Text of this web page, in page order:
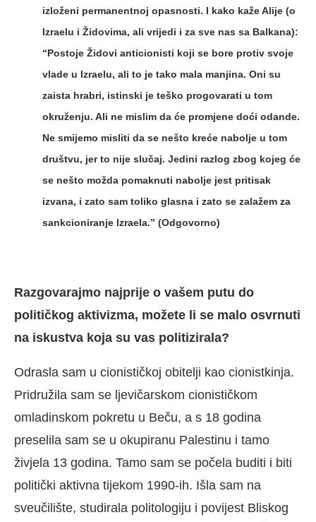
izloženi permanentnoj opasnosti. I kako kaže Alije (o
Izraelu i Židovima, ali vrijedi i za sve nas sa Balkana):
“Postoje Židovi anticionisti koji se bore protiv svoje
vlade u Izraelu, ali to je tako mala manjina. Oni su
zaista hrabri, istinski je teško progovarati u tom
okruženju. Ali ne mislim da će promjene doći odande.
Ne smijemo misliti da se nešto kreće nabolje u tom
društvu, jer to nije slučaj. Jedini razlog zbog kojeg će
se nešto možda pomaknuti nabolje jest pritisak
izvana, i zato sam toliko glasna i zato se zalažem za
sankcioniranje Izraela.” (Odgovorno)
Razgovarajmo najprije o vašem putu do
političkog aktivizma, možete li se malo osvrnuti
na iskustva koja su vas politizirala?
Odrasla sam u cionističkoj obitelji kao cionistkinja.
Pridružila sam se ljevičarskom cionističkom
omladinskom pokretu u Beču, a s 18 godina
preselila sam se u okupiranu Palestinu i tamo
živjela 13 godina. Tamo sam se počela buditi i biti
politički aktivna tijekom 1990-ih. Išla sam na
sveučilište, studirala politologiju i povijest Bliskog